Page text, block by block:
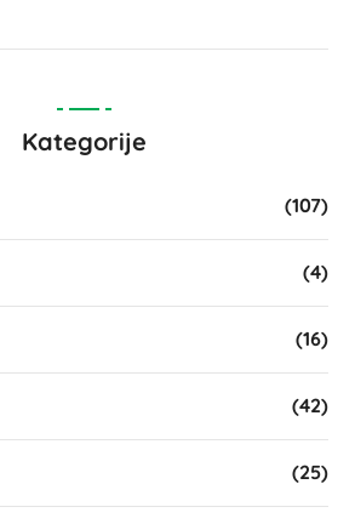
Kategorije
(107)
(4)
(16)
(42)
(25)